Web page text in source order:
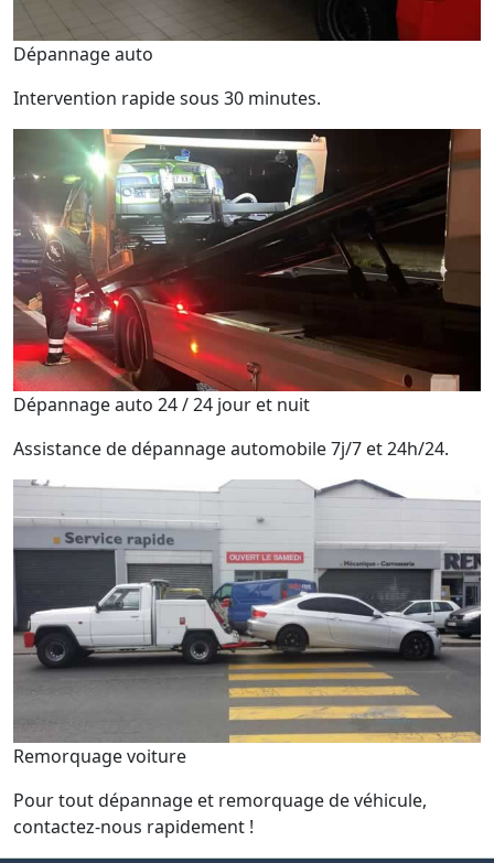
Dépannage auto
Intervention rapide sous 30 minutes.
Dépannage auto 24 / 24 jour et nuit
Assistance de dépannage automobile 7j/7 et 24h/24.
Remorquage voiture
Pour tout dépannage et remorquage de véhicule,
contactez-nous rapidement !